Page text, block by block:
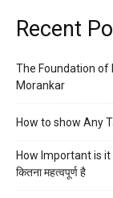
Recent
The Foundation of
Morankar
How to show Any
How Important is
कितना महत्वपूर्ण है